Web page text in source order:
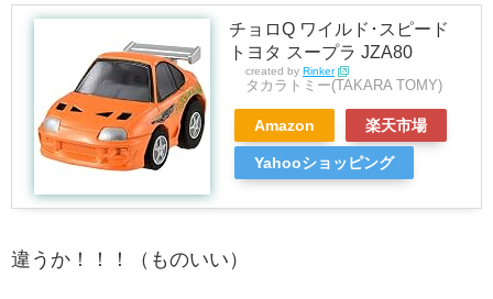
チョロQ ワイルド･スピード
トヨタ スープラ JZA80
created by Rinker
タカラトミー(TAKARA TOMY)
Amazon 楽天市場
Yahooショッピング
違うか！！！（ものいい）